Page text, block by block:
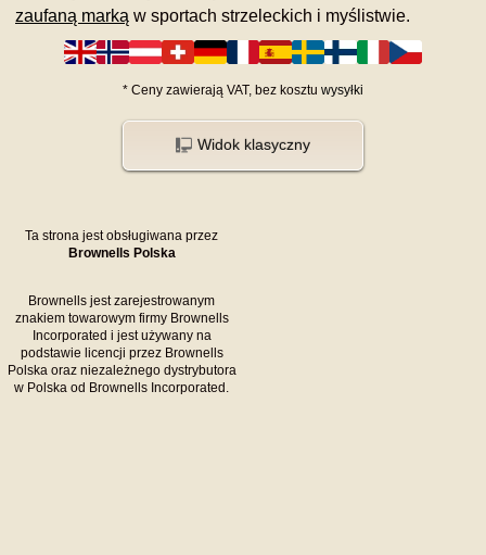
zaufaną marką w sportach strzeleckich i myślistwie.
* Ceny zawierają VAT, bez kosztu wysyłki
Widok klasyczny
Ta strona jest obsługiwana przez
Brownells Polska
Brownells jest zarejestrowanym
znakiem towarowym firmy Brownells
Incorporated i jest używany na
podstawie licencji przez Brownells
Polska oraz niezależnego dystrybutora
w Polska od Brownells Incorporated.